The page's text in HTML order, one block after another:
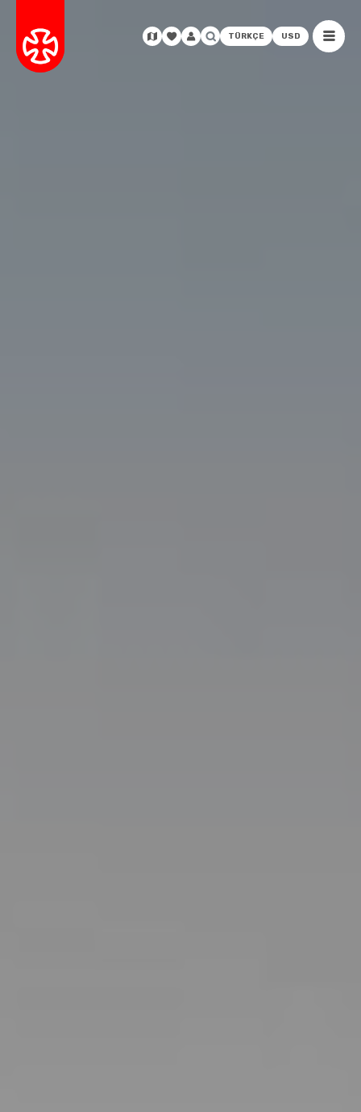
TÜRKÇE USD